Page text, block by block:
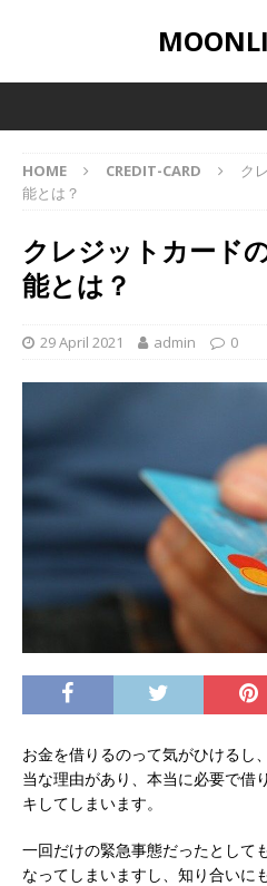
HOME CREDIT-CARD
ク
能とは？
クレジットカード
能とは？
29 April 2021 admin 0
お金を借りるのって気がひけるし
当な理由があり、本当に必要で借
キしてしまいます。
一回だけの緊急事態だったとして
なってしまいますし、知り合いに